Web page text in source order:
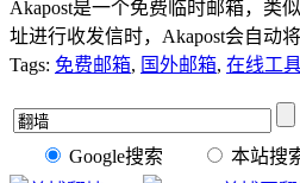
Akapost是一个免费临时邮箱，类
址进行收发信时，Akapost会自动
Tags: 免费邮箱, 国外邮箱, 在线工
Google搜索 本站搜